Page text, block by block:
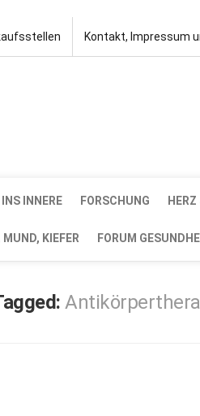
Kontakt, Impressum
INNERE FORSCHUNG
KIEFER FORUM